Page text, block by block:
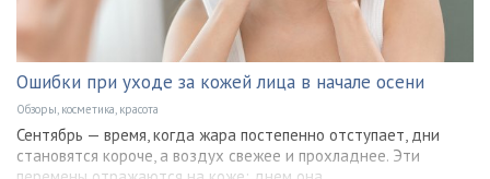
Ошибки при уходе за кожей лица в начале осени
Обзоры, косметика, красота
Сентябрь — время, когда жара постепенно отступает, дни
становятся короче, а воздух свежее и прохладнее. Эти